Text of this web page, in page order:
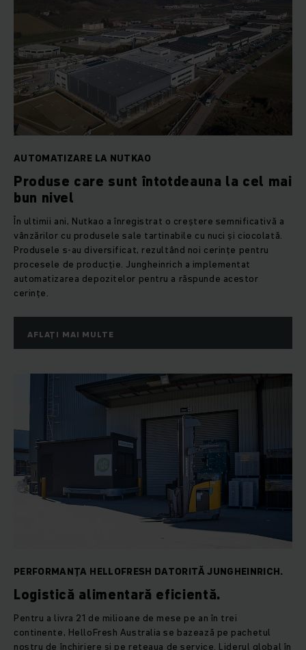
AUTOMATIZARE LA NUTKAO
Produse care sunt întotdeauna la cel mai
bun nivel
În ultimii ani, Nutkao a înregistrat o creștere semnificativă a
vânzărilor cu produsele sale tartinabile cu nuci și ciocolată.
Produsele s-au diversificat, rezultând noi cerințe pentru
procesele de producție. Jungheinrich a implementat
automatizarea depozitelor pentru a răspunde acestor
cerințe.
AFLAȚI MAI MULTE
PERFORMANȚA HELLOFRESH DATORITĂ JUNGHEINRICH.
Logistică alimentară eficientă.
Pentru a livra 21 de milioane de mese pe an în trei
continente, HelloFresh Australia se bazează pe pachetul
nostru de închiriere și pe rețeaua de service. Liderul global în